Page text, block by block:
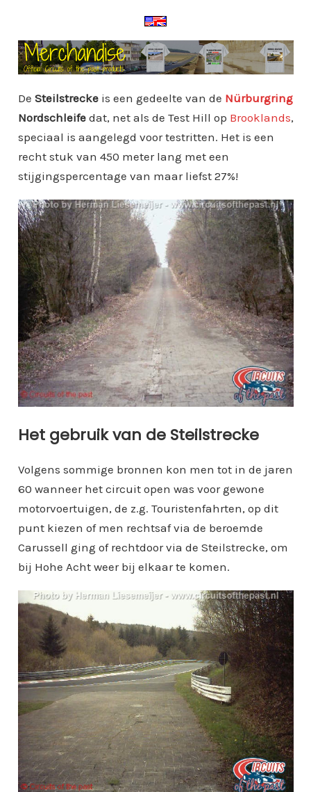
De Steilstreckeis een gedeelte van de Nürburgring
Nordschleifedat, net als de Test Hill op Brooklands,
speciaal is aangelegd voor testritten. Het is een
recht stuk van 450 meter lang met een
stijgingspercentage van maar liefst 27%!
Het gebruik van de Steilstrecke
Volgens sommige bronnen kon men tot in de jaren
60 wanneer het circuit open was voor gewone
motorvoertuigen, de z.g. Touristenfahrten, op dit
punt kiezen of men rechtsaf via de beroemde
Carussell ging of rechtdoor via de Steilstrecke, om
bij Hohe Acht weer bij elkaar te komen.